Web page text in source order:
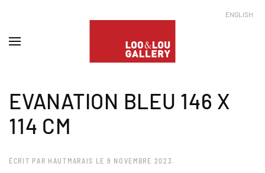
ENGLISH
EVANATION BLEU 146 X
114 CM
ÉCRIT PAR HAUTMARAIS LE 9 NOVEMBRE 2023 .